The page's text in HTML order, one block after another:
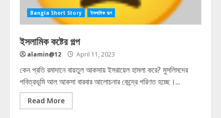
Bangla Short Story ইসলামিক গল্প
ইসলামিক কষ্টের গল্প
alamin@12 April 11, 2023
কেন প্রতি রমাদানে বায়তুল আকসায় ইসরায়েল হামলা করে? মুসলিমদের
পবিত্রভূমি আল আকসা বারবার আলোচনার কেন্দ্রে পরিণত হচ্ছে।...
Read More